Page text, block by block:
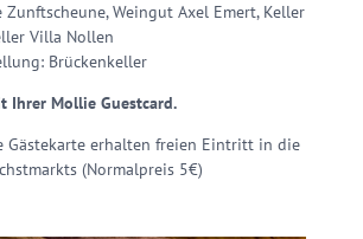
Weingut Axel Emert, Keller
Villa Nollen
Brückenkeller
Ihrer Mollie Guestcard.
Gästekarte erhalten freien Eintritt in die
(Normalpreis 5€)